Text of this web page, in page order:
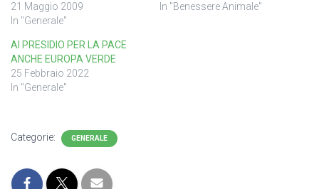
21 Maggio 2009
In "Generale"
In "Benessere Animale"
Al PRESIDIO PER LA PACE
ANCHE EUROPA VERDE
25 Febbraio 2022
In "Generale"
Categorie: GENERALE